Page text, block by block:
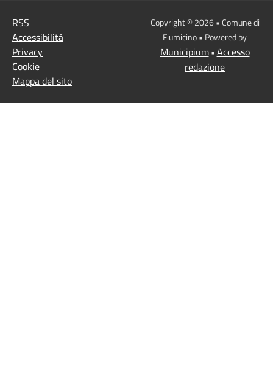
RSS
Accessibilità
Privacy
Cookie
Mappa del sito
Copyright © 2026 • Comune di
Fiumicino • Powered by
Municipium• Accesso
redazione